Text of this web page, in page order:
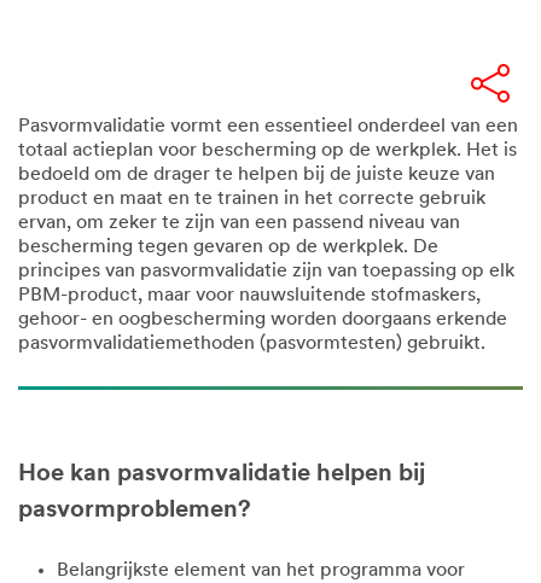
Pasvormvalidatie vormt een essentieel onderdeel van een
totaal actieplan voor bescherming op de werkplek. Het is
bedoeld om de drager te helpen bij de juiste keuze van
product en maat en te trainen in het correcte gebruik
ervan, om zeker te zijn van een passend niveau van
bescherming tegen gevaren op de werkplek. De
principes van pasvormvalidatie zijn van toepassing op elk
PBM-product, maar voor nauwsluitende stofmaskers,
gehoor- en oogbescherming worden doorgaans erkende
pasvormvalidatiemethoden (pasvormtesten) gebruikt.
Hoe kan pasvormvalidatie helpen bij
pasvormproblemen?
Belangrijkste element van het programma voor